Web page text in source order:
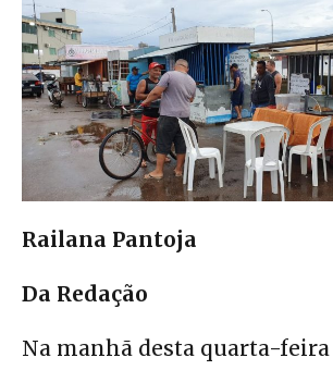
Railana Pantoja
Da Redação
Na manhã desta quarta-feira